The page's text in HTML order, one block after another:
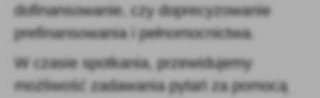
dofinansowanie, czy doprecyzowanie
prefinansowania i pełnomocnictwa.
W czasie spotkania, przewidujemy
możliwość zadawania pytań za pomocą